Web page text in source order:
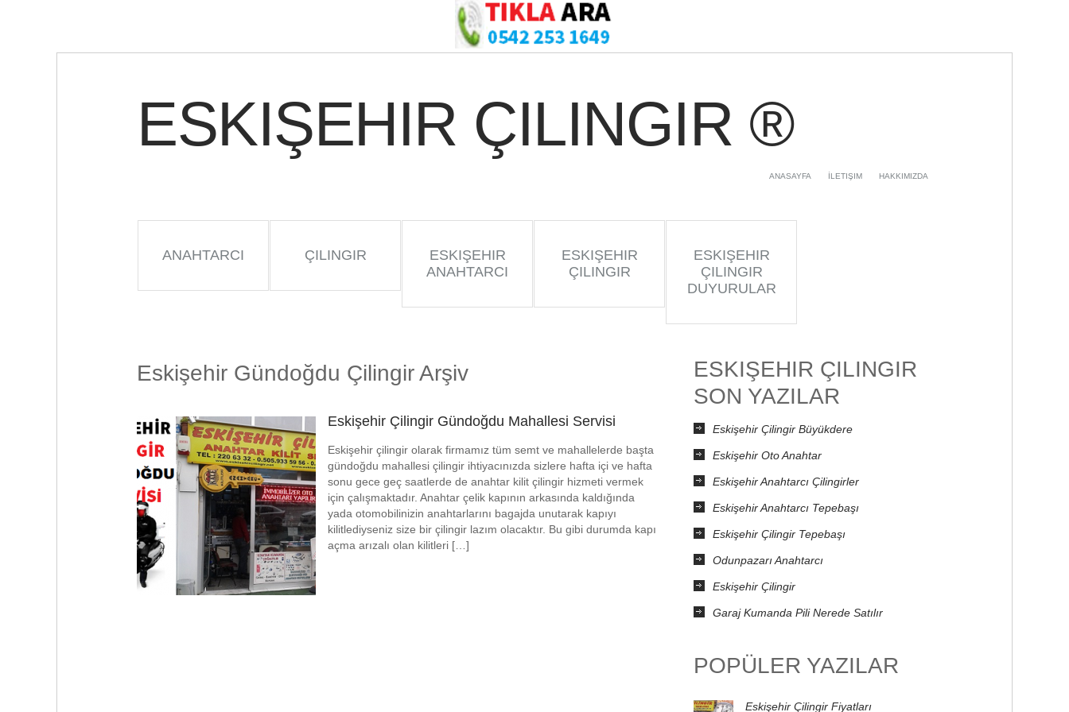
ESKIŞEHIR ÇILINGIR ®
ANASAYFA İLETIŞIM HAKKIMIZDA
ANAHTARCI ÇILINGIR
ESKIŞEHIR
ANAHTARCI
ESKIŞEHIR
ÇILINGIR
ESKIŞEHIR
ÇILINGIR
DUYURULAR
Eskişehir Gündoğdu Çilingir Arşiv
Eskişehir Çilingir Gündoğdu Mahallesi Servisi
Eskişehir çilingir olarak firmamız tüm semt ve mahallelerde başta
gündoğdu mahallesi çilingir ihtiyacınızda sizlere hafta içi ve hafta
sonu gece geç saatlerde de anahtar kilit çilingir hizmeti vermek
için çalışmaktadır. Anahtar çelik kapının arkasında kaldığında
yada otomobilinizin anahtarlarını bagajda unutarak kapıyı
kilitlediyseniz size bir çilingir lazım olacaktır. Bu gibi durumda kapı
açma arızalı olan kilitleri […]
ESKIŞEHIR ÇILINGIR
SON YAZILAR
Eskişehir Çilingir Büyükdere
Eskişehir Oto Anahtar
Eskişehir Anahtarcı Çilingirler
Eskişehir Anahtarcı Tepebaşı
Eskişehir Çilingir Tepebaşı
Odunpazarı Anahtarcı
Eskişehir Çilingir
Garaj Kumanda Pili Nerede Satılır
POPÜLER YAZILAR
Eskişehir Çilingir Fiyatları